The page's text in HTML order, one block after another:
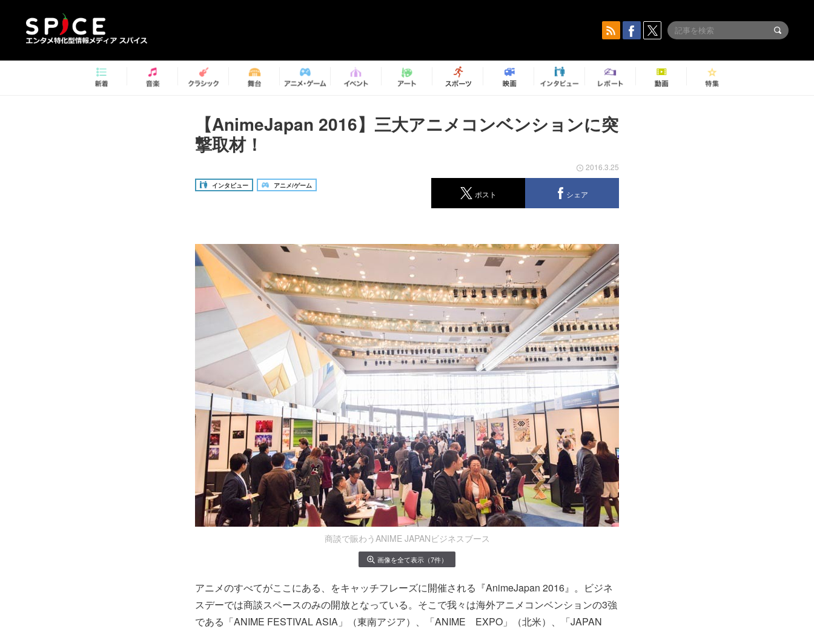
【AnimeJapan 2016】三大アニメコンベンションに突
撃取材！
インタビュー アニメ/ゲーム
2016.3.25
ポスト シェア
商談で賑わうANIME JAPANビジネスブース
画像を全て表示（7件）
アニメのすべてがここにある、をキャッチフレーズに開催される『AnimeJapan 2016』。ビジネ
スデーでは商談スペースのみの開放となっている。そこで我々は海外アニメコンベンションの3強
である「ANIME FESTIVAL ASIA」（東南アジア）、「ANIME EXPO」（北米）、「JAPAN